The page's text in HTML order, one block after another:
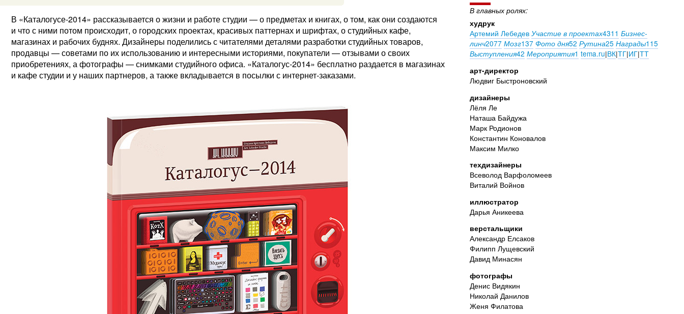
В «Каталогусе-2014» рассказывается о жизни и работе студии — о предметах и книгах, о том, как они создаются
и что с ними потом происходит, о городских проектах, красивых паттернах и шрифтах, о студийных кафе,
магазинах и рабочих буднях. Дизайнеры поделились с читателями деталями разработки студийных товаров,
продавцы — советами по их использованию и интересными историями, покупатели — отзывами о своих
приобретениях, а фотографы — снимками студийного офиса. «Каталогус-2014» бесплатно раздается в магазинах
и кафе студии и у наших партнеров, а также вкладывается в посылки с интернет-заказами.
В главных ролях:
худрук
Артемий Лебедев Участие в проектах4311 Бизнес-
линч2077 Мозг137 Фото дня52 Рутина25 Награды115
Выступления42 Мероприятия1 tema.ru|ВК|ТГ|ИГ|ТТ
арт-директор
Людвиг Быстроновский
дизайнеры
Лёля Ле
Наташа Байдужа
Марк Родионов
Константин Коновалов
Максим Милко
техдизайнеры
Всеволод Варфоломеев
Виталий Войнов
иллюстратор
Дарья Аникеева
верстальщики
Александр Елсаков
Филипп Лущевский
Давид Минасян
фотографы
Денис Видякин
Николай Данилов
Женя Филатова